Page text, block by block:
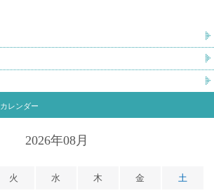
カレンダー
2026年08月
火 水 木 金 土